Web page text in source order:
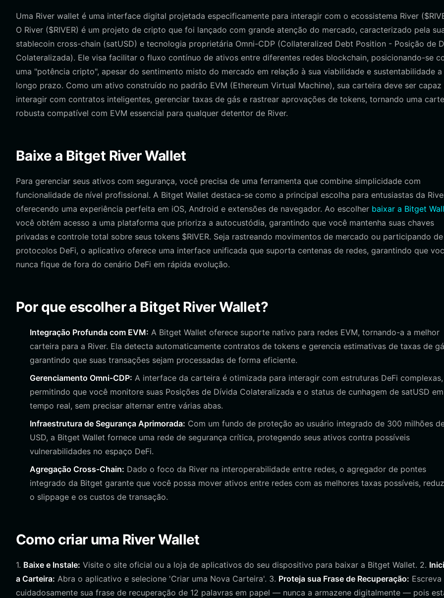
Uma River wallet é uma interface digital projetada especificamente para interagir com o ecossistema River
O River ($RIVER) é um projeto de cripto que foi lançado com grande atenção do mercado, caracterizado pela
stablecoin cross-chain (satUSD) e tecnologia proprietária Omni-CDP (Collateralized Debt Position - Posição de
Colateralizada). Ele visa facilitar o fluxo contínuo de ativos entre diferentes redes blockchain, posicionando-se
uma "potência cripto", apesar do sentimento misto do mercado em relação à sua viabilidade e sustentabilidade a
longo prazo. Como um ativo construído no padrão EVM (Ethereum Virtual Machine), sua carteira deve ser capaz
interagir com contratos inteligentes, gerenciar taxas de gás e rastrear aprovações de tokens, tornando uma
robusta compatível com EVM essencial para qualquer detentor de River.
Baixe a Bitget River Wallet
Para gerenciar seus ativos com segurança, você precisa de uma ferramenta que combine simplicidade com
funcionalidade de nível profissional. A Bitget Wallet destaca-se como a principal escolha para entusiastas da
oferecendo uma experiência perfeita em iOS, Android e extensões de navegador. Ao escolher baixar a Bitget
você obtém acesso a uma plataforma que prioriza a autocustódia, garantindo que você mantenha suas chaves
privadas e controle total sobre seus tokens $RIVER. Seja rastreando movimentos de mercado ou participando de
protocolos DeFi, o aplicativo oferece uma interface unificada que suporta centenas de redes, garantindo que
nunca fique de fora do cenário DeFi em rápida evolução.
Por que escolher a Bitget River Wallet?
Integração Profunda com EVM: A Bitget Wallet oferece suporte nativo para redes EVM, tornando-a a melhor
carteira para a River. Ela detecta automaticamente contratos de tokens e gerencia estimativas de taxas de
garantindo que suas transações sejam processadas de forma eficiente.
Gerenciamento Omni-CDP: A interface da carteira é otimizada para interagir com estruturas DeFi complexas,
permitindo que você monitore suas Posições de Dívida Colateralizada e o status de cunhagem de satUSD em
tempo real, sem precisar alternar entre várias abas.
Infraestrutura de Segurança Aprimorada: Com um fundo de proteção ao usuário integrado de 300 milhões
USD, a Bitget Wallet fornece uma rede de segurança crítica, protegendo seus ativos contra possíveis
vulnerabilidades no espaço DeFi.
Agregação Cross-Chain: Dado o foco da River na interoperabilidade entre redes, o agregador de pontes
integrado da Bitget garante que você possa mover ativos entre redes com as melhores taxas possíveis,
o slippage e os custos de transação.
Como criar uma River Wallet
1. Baixe e Instale: Visite o site oficial ou a loja de aplicativos do seu dispositivo para baixar a Bitget Wallet. 2.
a Carteira: Abra o aplicativo e selecione 'Criar uma Nova Carteira'. 3. Proteja sua Frase de Recuperação: Escreva
cuidadosamente sua frase de recuperação de 12 palavras em papel — nunca a armazene digitalmente — pois